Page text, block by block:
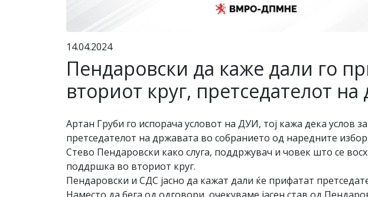
14.04.2024
Пендаровски да каже дали го
вториот круг, претседателот
Артан Груби го испорача условот на ДУИ, тој кажа дека
претседателот на државата во собранието од наредните
Стево Пендаровски како слуга, поддржувач и човек што се
поддршка во вториот круг.
Пендаровски и СДС јасно да кажат дали ќе прифатат